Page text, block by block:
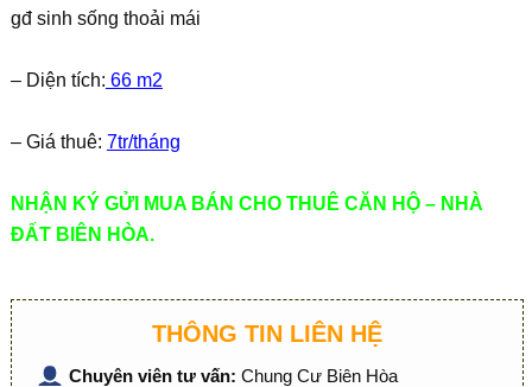
gđ sinh sống thoải mái
– Diện tích: 66 m2
– Giá thuê: 7tr/tháng
NHẬN KÝ GỬI MUA BÁN CHO THUÊ CĂN HỘ – NHÀ
ĐẤT BIÊN HÒA.
THÔNG TIN LIÊN HỆ
Chuyên viên tư vấn: Chung Cư Biên Hòa